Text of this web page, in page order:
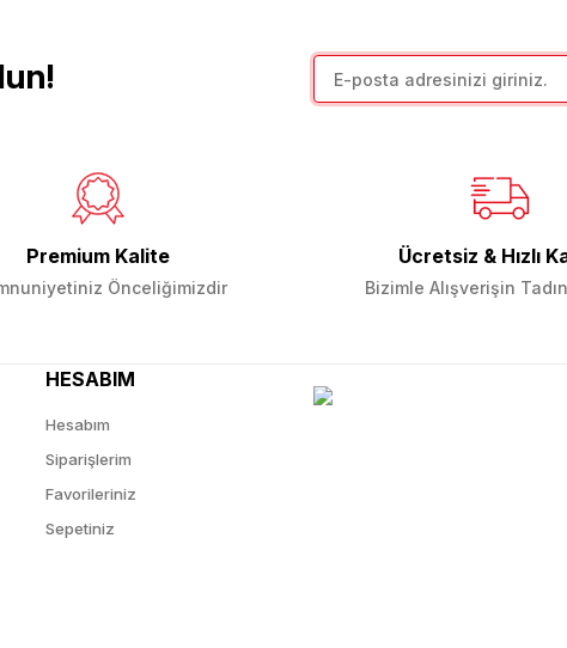
Premium Kalite
Önceliğimizdir
Ücretsiz & Hızlı
Bizimle Alışverişin
HESABIM
Hesabım
Siparişlerim
Favorileriniz
Sepetiniz